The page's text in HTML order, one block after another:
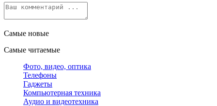
Самые новые
Самые читаемые
Фото, видео, оптика
Телефоны
Гаджеты
Компьютерная техника
Аудио и видеотехника